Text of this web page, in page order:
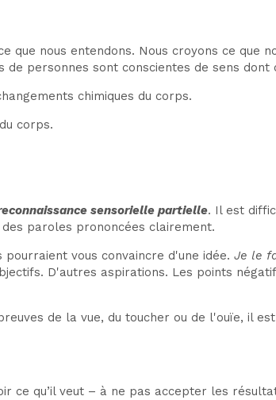
que nous entendons. Nous croyons ce que
de personnes sont conscientes de sens
chimiques du corps.
corps.
sensorielle partielle. Il est
des paroles prononcées clairement.
vous convaincre d'une idée. Je le
D'autres aspirations. Les points
de la vue, du toucher ou de l'ouïe, il
ce qu’il veut – à ne pas accepter les